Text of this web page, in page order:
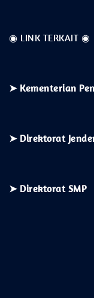
◉ LINK TERKAIT ◉
➤ Kementerian
➤ Direktorat
➤ Direktorat SMP